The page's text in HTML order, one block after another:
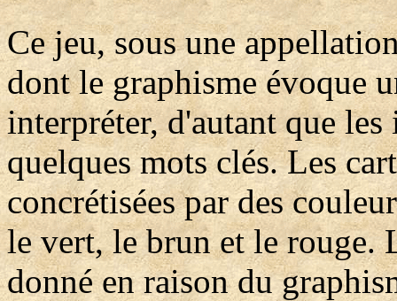
Ce jeu, sous une
dont le graphisme évoque
interpréter, d'autant que les
quelques mots clés. Les
concrétisées par des
le vert, le brun et le rouge.
donné en raison du